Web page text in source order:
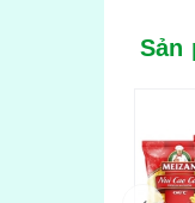
Sản